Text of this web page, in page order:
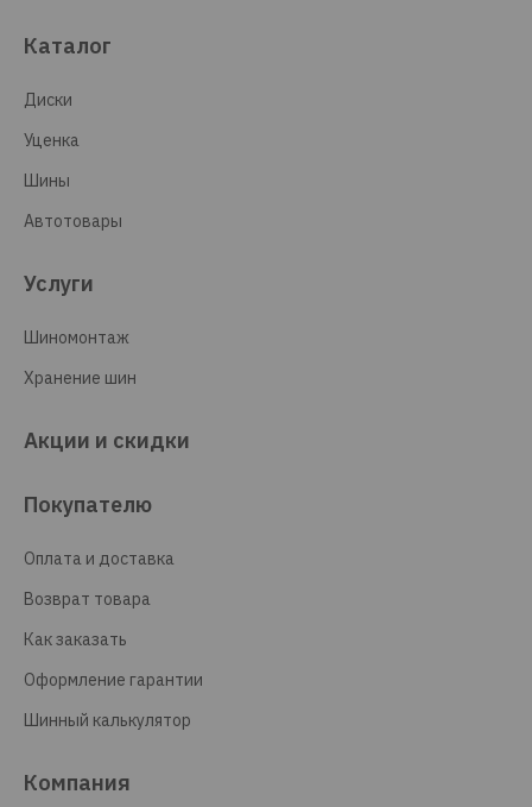
Каталог
Диски
Уценка
Шины
Автотовары
Услуги
Шиномонтаж
Хранение шин
Акции и скидки
Покупателю
Оплата и доставка
Возврат товара
Как заказать
Оформление гарантии
Шинный калькулятор
Компания